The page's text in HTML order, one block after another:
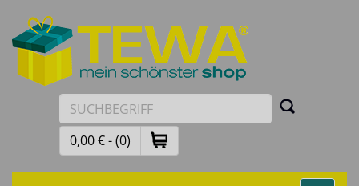
0,00 € - (0)